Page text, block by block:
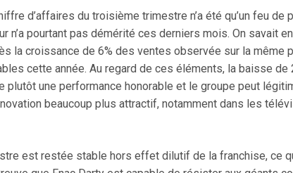
d’affaires du troisième trimestre n’a été qu’un feu de
pourtant pas démérité ces derniers mois. On savait
la croissance de 6% des ventes observée sur la même
cette année. Au regard de ces éléments, la baisse de
plutôt une performance honorable et le groupe peut
beaucoup plus attractif, notamment dans les
est restée stable hors effet dilutif de la franchise, ce